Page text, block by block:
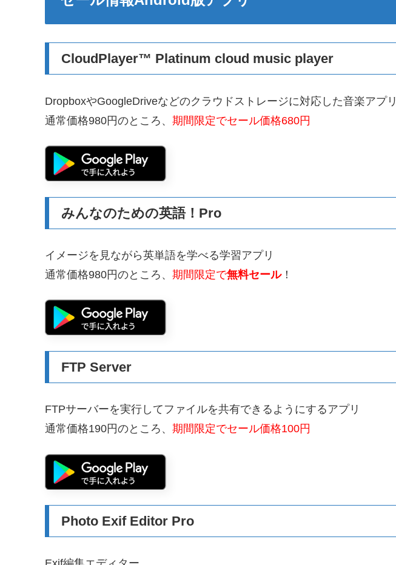
CloudPlayer™ Platinum cloud music player
DropboxやGoogleDriveなどのクラウドストレージに対応した音楽アプリ
通常価格980円のところ、 期間限定でセール価格680円
みんなのための英語！Pro
イメージを見ながら英単語を学べる学習アプリ
通常価格980円のところ、 期間限定で無料セール！
FTP Server
FTPサーバーを実行してファイルを共有できるようにするアプリ
通常価格190円のところ、 期間限定でセール価格100円
Photo Exif Editor Pro